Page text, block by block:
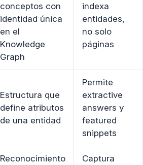
conceptos con
identidad única
en el
Knowledge
Graph
indexa
entidades,
no solo
páginas
Estructura que
define atributos
de una entidad
Permite
extractive
answers y
featured
snippets
Reconocimiento
Captura